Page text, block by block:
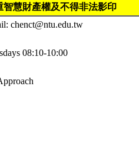
慧財產權及不得非法影印
chenct@ntu.edu.tw
08:10-10:00